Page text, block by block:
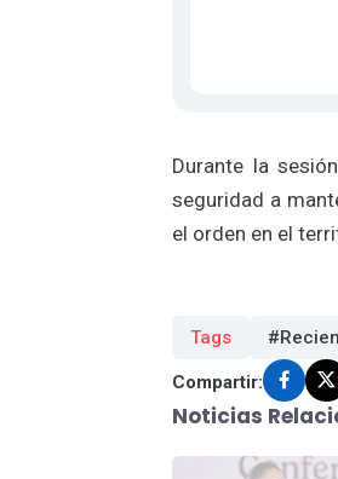
Durante la
seguridad a
el orden en el
Tags
Compartir:
Noticias